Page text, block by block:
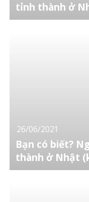
tỉnh thành ở
26/06/2021
Bạn có biết?
thành ở Nhật